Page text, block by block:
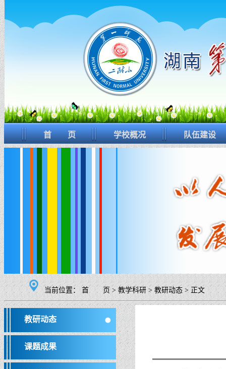
首 页 学校概况 队伍建设
当前位置： 首 页>教学科研 > 教研动态 > 正文
教研动态
课题成果